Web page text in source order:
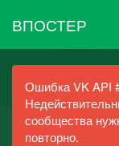
ВПОСТЕР
Ошибка VK API
сообщества
повторно.